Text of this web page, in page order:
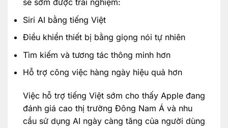
Siri AI bằng tiếng Việt
Điều khiển thiết bị bằng giọng nói tự nhiên
Tìm kiếm và tương tác thông minh hơn
Hỗ trợ công việc hàng ngày hiệu quả hơn
Việc hỗ trợ tiếng Việt sớm cho thấy Apple đang
đánh giá cao thị trường Đông Nam Á và nhu
cầu sử dụng AI ngày càng tăng của người dùng